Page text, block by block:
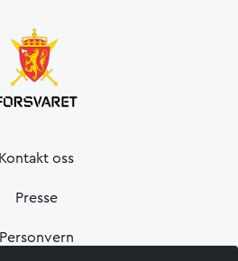
Kontakt oss
Presse
Personvern